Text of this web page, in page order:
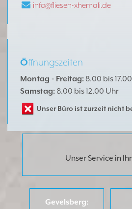
info@fliesen-xhemali.de
Öffnungszeiten
Montag - Freitag:8.00 bis
Samstag:8.00 bis 12.00 Uhr
Unser Büro ist zurzeit nicht
Unser Service in
Gevelsberg: